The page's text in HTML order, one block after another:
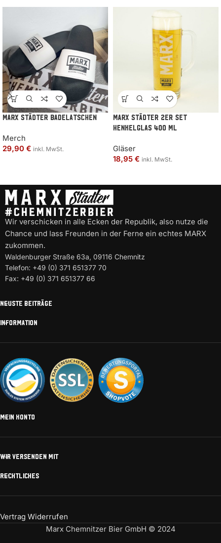
MARX Städter Badelatschen
Merch
29,90 € inkl. MwSt.
MARX Städter 2er Set
Henkelglas 400 ml
Gläser
18,95 € inkl. MwSt.
Wir verschicken in alle Ecken der Republik, also nutze die
Chance und lass Freunden in der Ferne ein echtes MARX
zukommen.
Waldenburger Straße 63a, 09116 Chemnitz
Telefon: +49 (0) 371 651377 70
Fax: +49 (0) 371 651377 66
NEUSTE BEITRÄGE
INFORMATION
MEIN KONTO
WIR VERSENDEN MIT
RECHTLICHES
Vertrag Widerrufen
Marx Chemnitzer Bier GmbH © 2024